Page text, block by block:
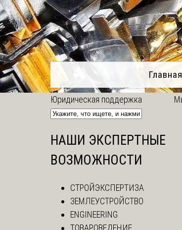
Главная
Юридическая поддержка
НАШИ ЭКСПЕРТНЫЕ
ВОЗМОЖНОСТИ
СТРОЙЭКСПЕРТИЗА
ЗЕМЛЕУСТРОЙСТВО
ENGINEERING